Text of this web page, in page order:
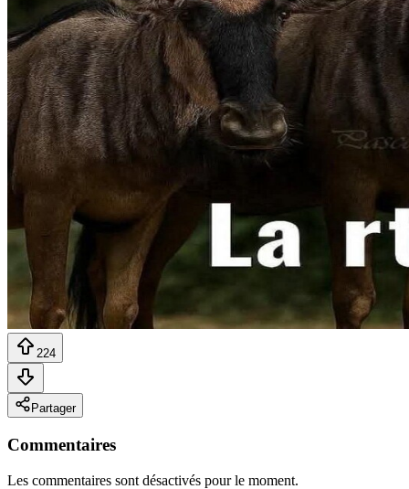
224
Partager
Commentaires
Les commentaires sont désactivés pour le moment.